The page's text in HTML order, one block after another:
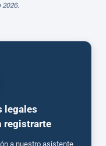
legales
registrarte
a nuestro asistente